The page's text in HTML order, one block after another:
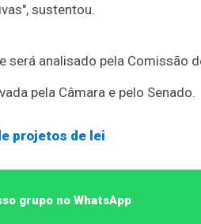
sustentou.
e será analisado pela Comissão
pela Câmara e pelo Senado.
projetos de lei
grupo no WhatsApp